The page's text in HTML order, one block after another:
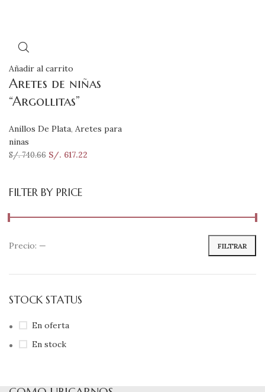
FILTER BY PRICE
FILTRAR
Precio: —
STOCK STATUS
En oferta
En stock
Añadir al carrito
Aretes de niñas
“Argollitas”
Anillos De Plata, Aretes para
ninas
S/.740.66 S/. 617.22